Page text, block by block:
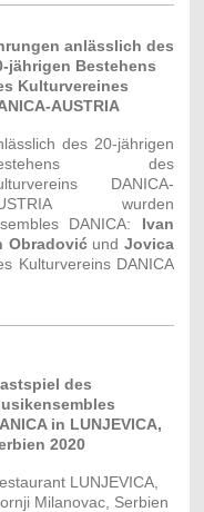
anlässlich des
jährigen Bestehens
Kulturvereines
AUSTRIA
des 20-jährigen
des
DANICA-
wurden
DANICA:
Ivan
ObradovićundJovica
Kulturvereins DANICA
des
in LUNJEVICA,
2020
LUNJEVICA,
Milanovac, Serbien